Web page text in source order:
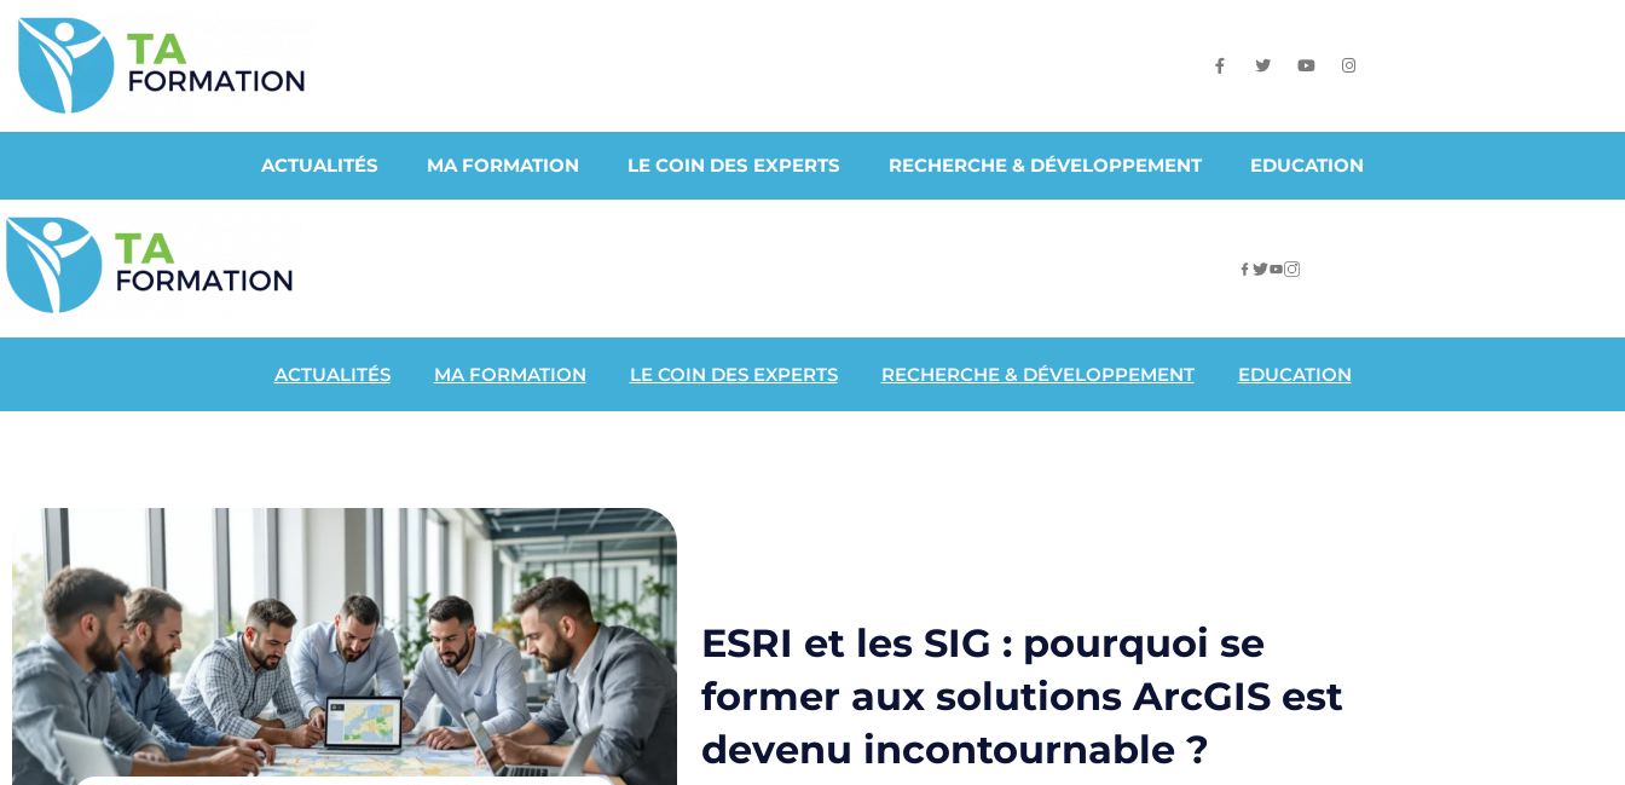
ACTUALITÉS MA FORMATION LE COIN DES EXPERTS RECHERCHE & DÉVELOPPEMENT EDUCATION
ACTUALITÉS MA FORMATION LE COIN DES EXPERTS RECHERCHE & DÉVELOPPEMENT EDUCATION
ESRI et les SIG : pourquoi se
former aux solutions ArcGIS est
devenu incontournable ?